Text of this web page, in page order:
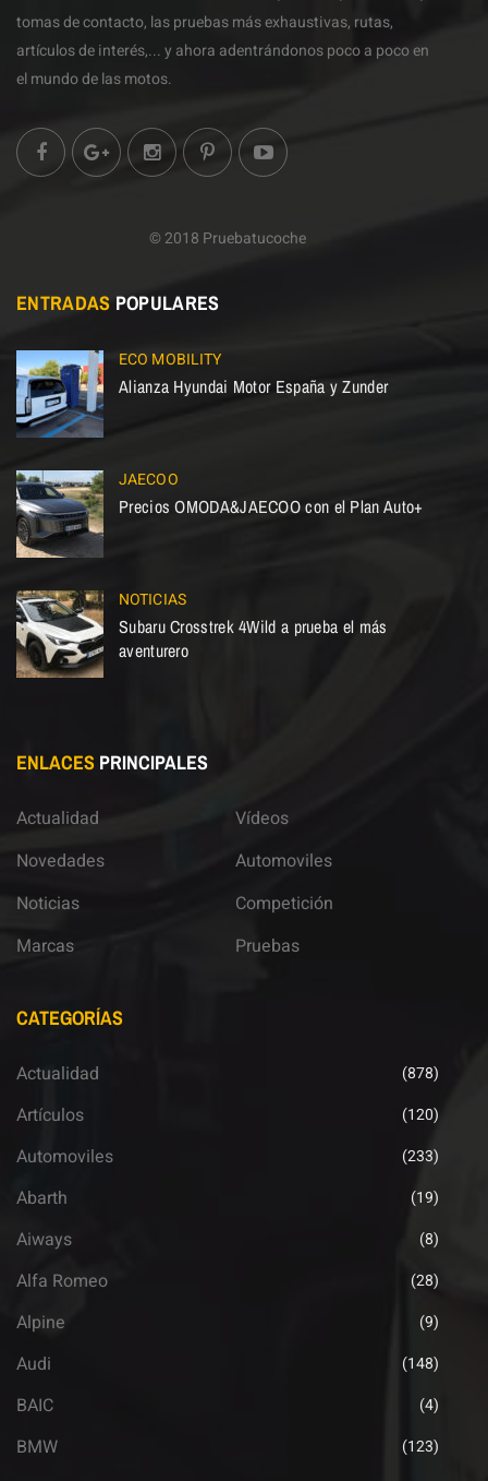
tomas de contacto, las pruebas más exhaustivas, rutas,
artículos de interés,... y ahora adentrándonos poco a poco en
el mundo de las motos.
© 2018 Pruebatucoche
ENTRADAS POPULARES
ECO MOBILITY
Alianza Hyundai Motor España y Zunder
JAECOO
Precios OMODA&JAECOO con el Plan Auto+
NOTICIAS
Subaru Crosstrek 4Wild a prueba el más
aventurero
ENLACES PRINCIPALES
Actualidad
Novedades
Noticias
Marcas
Vídeos
Automoviles
Competición
Pruebas
CATEGORÍAS
Actualidad (878)
Artículos (120)
Automoviles (233)
Abarth (19)
Aiways (8)
Alfa Romeo (28)
Alpine (9)
Audi (148)
BAIC (4)
BMW (123)